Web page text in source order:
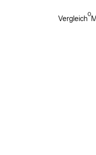
Vergleich0